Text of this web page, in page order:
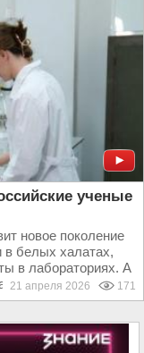
ученые
новое поколение
в белых халатах,
в лабораториях. А
21 апреля 2026 171